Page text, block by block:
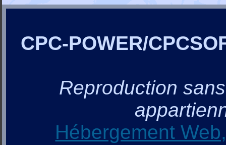
CPC-POWER/
Reproduction
Hébergement